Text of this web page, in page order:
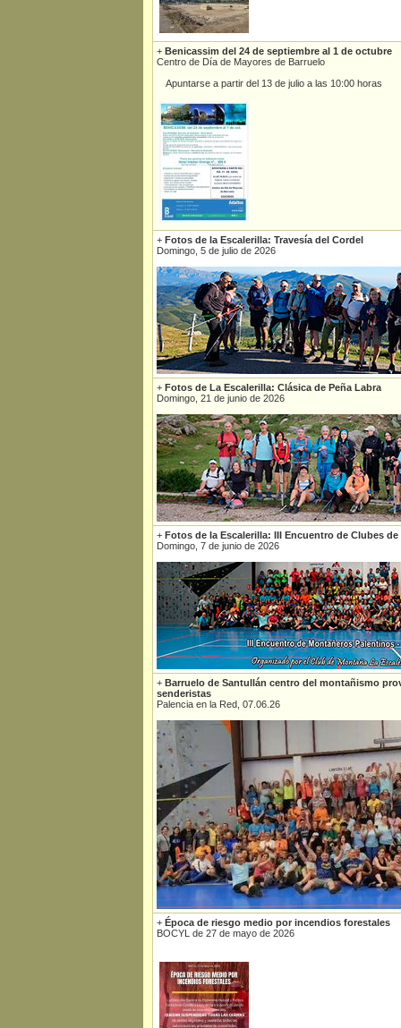
+ Benicassim del 24 de septiembre al 1 de octubre
Centro de Día de Mayores de Barruelo
Apuntarse a partir del 13 de julio a las 10:00 horas
+ Fotos de la Escalerilla: Travesía del Cordel
Domingo, 5 de julio de 2026
+ Fotos de La Escalerilla: Clásica de Peña Labra
Domingo, 21 de junio de 2026
+ Fotos de la Escalerilla: III Encuentro de Clubes
Domingo, 7 de junio de 2026
+ Barruelo de Santullán centro del montañismo
senderistas
Palencia en la Red, 07.06.26
+ Época de riesgo medio por incendios forestales
BOCYL de 27 de mayo de 2026